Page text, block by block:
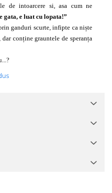
de intoarcere si, asa cum ne
gata, e luat cu lopata!”
ganduri scurte, infipte ca niște
conține grauntele de speranța